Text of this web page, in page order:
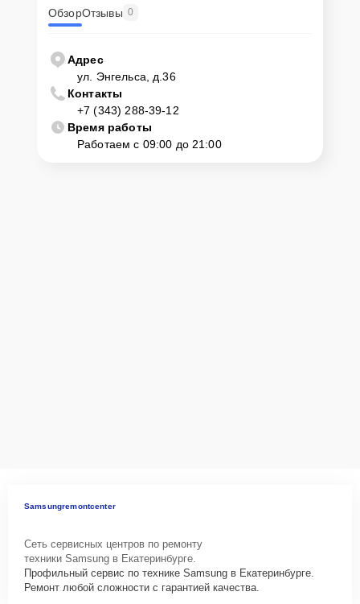
ОбзорОтзывы 0
Адрес
ул. Энгельса, д.36
Контакты
+7 (343) 288-39-12
Время работы
Работаем с 09:00 до 21:00
Samsungremontcenter
Сеть сервисных центров по ремонту
техники Samsung в Екатеринбурге.
Профильный сервис по технике Samsung в Екатеринбурге.
Ремонт любой сложности с гарантией качества.